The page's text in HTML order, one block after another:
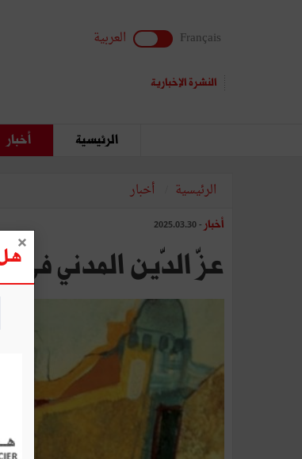
Français العربية
النشرة الإخبارية
الرئيسية أخبار
الرئيسية أخبار
أخبار - 2025.03.30
عزّ الدّين المدني في حديث رمضـان (6):